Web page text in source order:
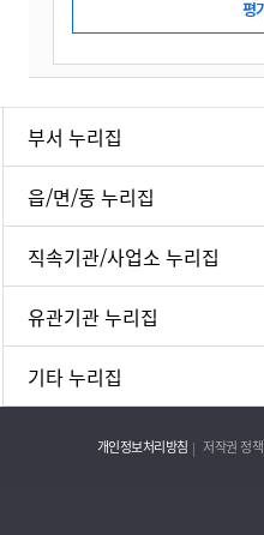
부서 누리집
읍/면/동 누리집
직속기관/사업소 누리집
유관기관 누리집
기타 누리집
개인정보처리방침 저작권 정책